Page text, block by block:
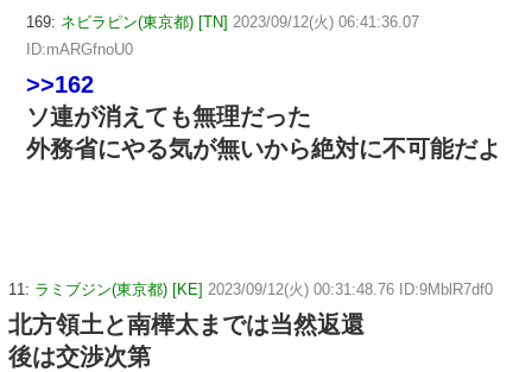
169: ネビラピン(東京都) [TN] 2023/09/12(火) 06:41:36.07
ID:mARGfnoU0
>>162
ソ連が消えても無理だった
外務省にやる気が無いから絶対に不可能だよ
11: ラミブジン(東京都) [KE] 2023/09/12(火) 00:31:48.76 ID:9MblR7df0
北方領土と南樺太までは当然返還
後は交渉次第